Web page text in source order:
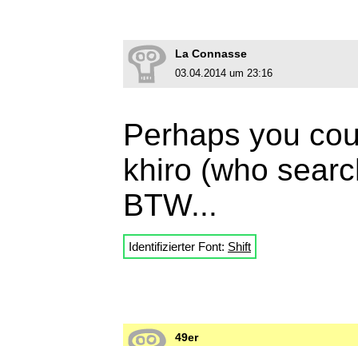
La Connasse
03.04.2014 um 23:16
Perhaps you
khiro (who
BTW...
Identifizierter Font: Shift
49er